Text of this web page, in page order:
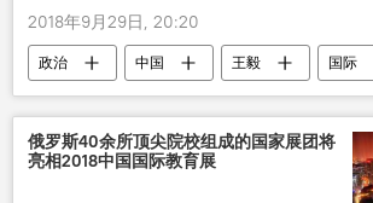
2018年9月29日, 20:20
政治 中国 王毅 国际
俄罗斯40余所顶尖院校组成的国家展团将
亮相2018中国国际教育展